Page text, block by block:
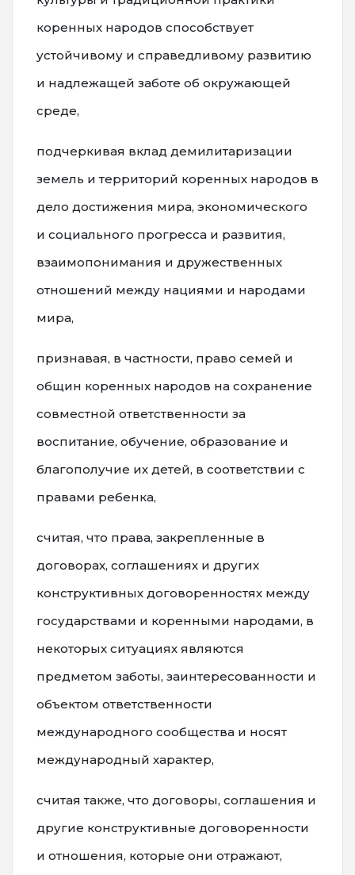
коренных народов способствует
устойчивому и справедливому развитию
и надлежащей заботе об окружающей
среде,
подчеркивая вклад демилитаризации
земель и территорий коренных народов в
дело достижения мира, экономического
и социального прогресса и развития,
взаимопонимания и дружественных
отношений между нациями и народами
мира,
признавая, в частности, право семей и
общин коренных народов на сохранение
совместной ответственности за
воспитание, обучение, образование и
благополучие их детей, в соответствии с
правами ребенка,
считая, что права, закрепленные в
договорах, соглашениях и других
конструктивных договоренностях между
государствами и коренными народами, в
некоторых ситуациях являются
предметом заботы, заинтересованности и
объектом ответственности
международного сообщества и носят
международный характер,
считая также, что договоры, соглашения и
другие конструктивные договоренности
и отношения, которые они отражают,